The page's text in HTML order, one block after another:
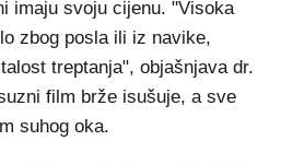
imaju svoju cijenu. "Visoka
zbog posla ili iz navike,
treptanja", objašnjava dr.
film brže isušuje, a sve
suhog oka.